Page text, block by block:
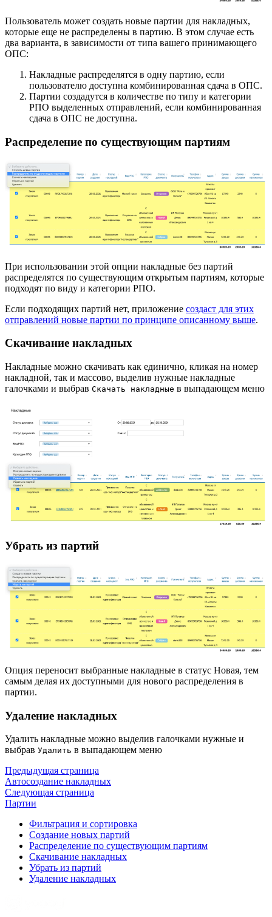
Пользователь может создать новые партии для накладных,
которые еще не распределены в партию. В этом случае есть
два варианта, в зависимости от типа вашего принимающего
ОПС:
Накладные распределятся в одну партию, если
пользователю доступна комбинированная сдача в ОПС.
Партии создадутся в количестве по типу и категории
РПО выделенных отправлений, если комбинированная
сдача в ОПС не доступна.
Распределение по существующим партиям
При использовании этой опции накладные без партий
распределятся по существующим открытым партиям, которые
подходят по виду и категории РПО.
Если подходящих партий нет, приложение создаст для этих
отправлений новые партии по принципе описанному выше.
Скачивание накладных
Накладные можно скачивать как единично, кликая на номер
накладной, так и массово, выделив нужные накладные
галочками и выбрав Скачать накладные в выпадающем меню
Убрать из партий
Опция переносит выбранные накладные в статус Новая, тем
самым делая их доступными для нового распределения в
партии.
Удаление накладных
Удалить накладные можно выделив галочками нужные и
выбрав Удалить в выпадающем меню
Предыдущая страница
Автосоздание накладных
Следующая страница
Партии
Фильтрация и сортировка
Создание новых партий
Распределение по существующим партиям
Скачивание накладных
Убрать из партий
Удаление накладных